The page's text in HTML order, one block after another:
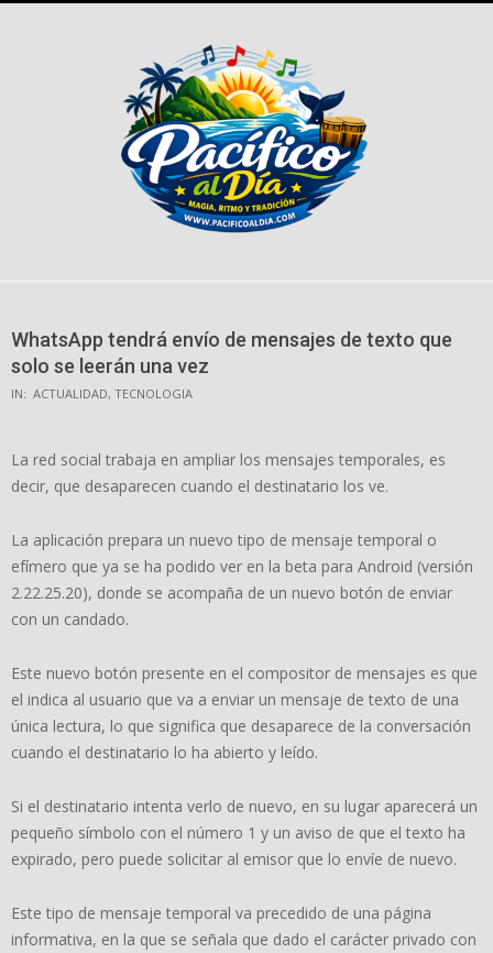
WhatsApp tendrá envío de mensajes de texto que
solo se leerán una vez
IN: ACTUALIDAD, TECNOLOGIA
La red social trabaja en ampliar los mensajes temporales, es
decir, que desaparecen cuando el destinatario los ve.
La aplicación prepara un nuevo tipo de mensaje temporal o
efímero que ya se ha podido ver en la beta para Android (versión
2.22.25.20), donde se acompaña de un nuevo botón de enviar
con un candado.
Este nuevo botón presente en el compositor de mensajes es que
el indica al usuario que va a enviar un mensaje de texto de una
única lectura, lo que significa que desaparece de la conversación
cuando el destinatario lo ha abierto y leído.
Si el destinatario intenta verlo de nuevo, en su lugar aparecerá un
pequeño símbolo con el número 1 y un aviso de que el texto ha
expirado, pero puede solicitar al emisor que lo envíe de nuevo.
Este tipo de mensaje temporal va precedido de una página
informativa, en la que se señala que dado el carácter privado con